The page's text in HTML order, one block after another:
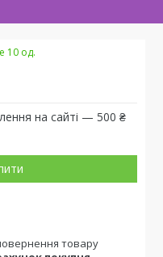
10 од.
на сайті — 500 ₴
товару